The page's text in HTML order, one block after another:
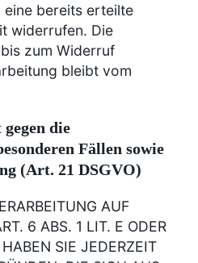
eine bereits erteilte
widerrufen. Die
zum Widerruf
bleibt vom
die
Fällen sowie
(Art. 21 DSGVO)
AUF
6 ABS. 1 LIT. E ODER
SIE JEDERZEIT